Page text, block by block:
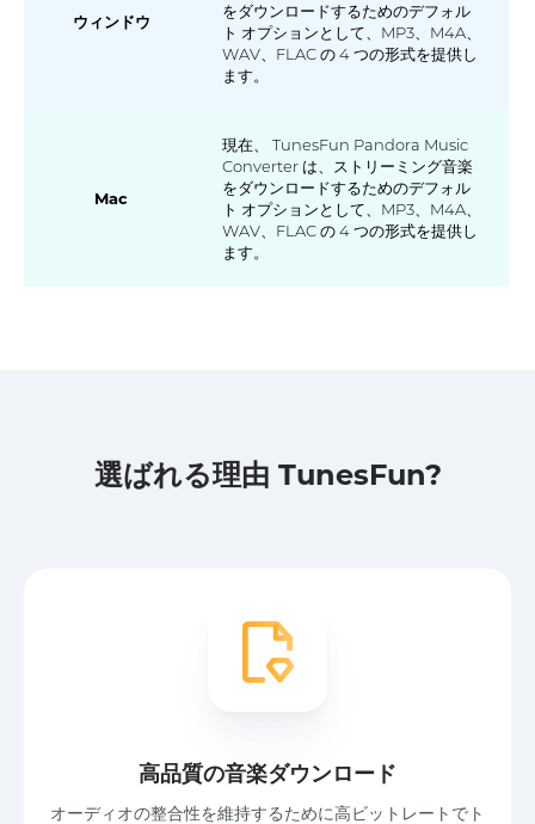
ウィンドウ
をダウンロードするためのデフォル
ト オプションとして、MP3、M4A、
WAV、FLAC の 4 つの形式を提供し
ます。
Mac
現在、 TunesFun Pandora Music
Converter は、ストリーミング音楽
をダウンロードするためのデフォル
ト オプションとして、MP3、M4A、
WAV、FLAC の 4 つの形式を提供し
ます。
選ばれる理由 TunesFun?
高品質の音楽ダウンロード
オーディオの整合性を維持するために高ビットレートでト